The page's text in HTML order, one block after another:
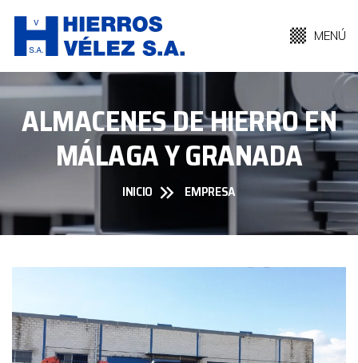
MENÚ
ALMACENES DE HIERRO EN
MÁLAGA Y GRANADA
INICIO EMPRESA